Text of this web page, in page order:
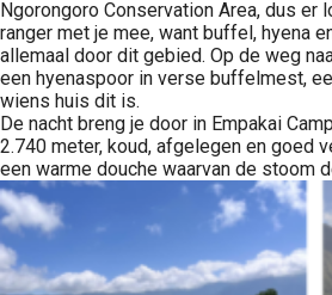
Ngorongoro Conservation Area, dus er
ranger met je mee, want buffel, hyena
allemaal door dit gebied. Op de weg
een hyenaspoor in verse buffelmest,
wiens huis dit is.
De nacht breng je door in Empakai
2.740 meter, koud, afgelegen en goed
een warme douche waarvan de stoom